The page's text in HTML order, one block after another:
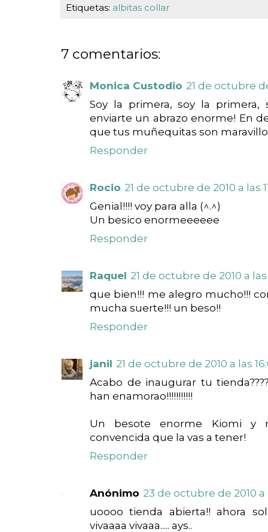
Etiquetas: albitas collar
7 comentarios:
Monica Custodio 21 de octubre
Soy la primera, soy la
enviarte un abrazo enorme! En
que tus muñequitas son
Responder
Rocio 21 de octubre de 2010 a las
Genial!!!! voy para alla (^.^)
Un besico enormeeeeee
Responder
Raquel 21 de octubre de 2010 a las
que bien!!! me alegro mucho!!!
mucha suerte!!! un beso!!
Responder
janil 21 de octubre de 2010 a las
Acabo de inaugurar tu
han enamorao!!!!!!!!!!!
Un besote enorme Kiomi y
convencida que la vas a tener!
Responder
Anónimo 23 de octubre de 2010 a
uoooo tienda abierta!! ahora
vivaaaa vivaaa..... ays..